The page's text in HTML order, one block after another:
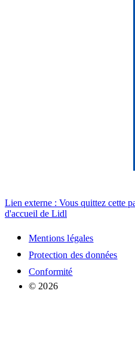
Lien externe : Vous quittez cette
d'accueil de Lidl
Mentions légales
Protection des données
Conformité
© 2026